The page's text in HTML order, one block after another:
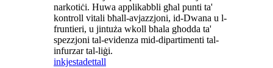
narkotiċi. Huwa applikabbli għal punti ta'
kontroll vitali bħall-avjazzjoni, id-Dwana u l-
fruntieri, u jintuża wkoll bħala għodda ta'
spezzjoni tal-evidenza mid-dipartimenti tal-
infurzar tal-liġi.
inkjestadettall